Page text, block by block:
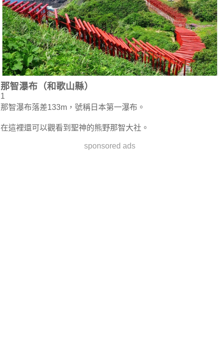
那智瀑布（和歌山縣）
1
那智瀑布落差133m，號稱日本第一瀑布。
在這裡還可以觀看到聖神的熊野那智大社。
sponsored ads